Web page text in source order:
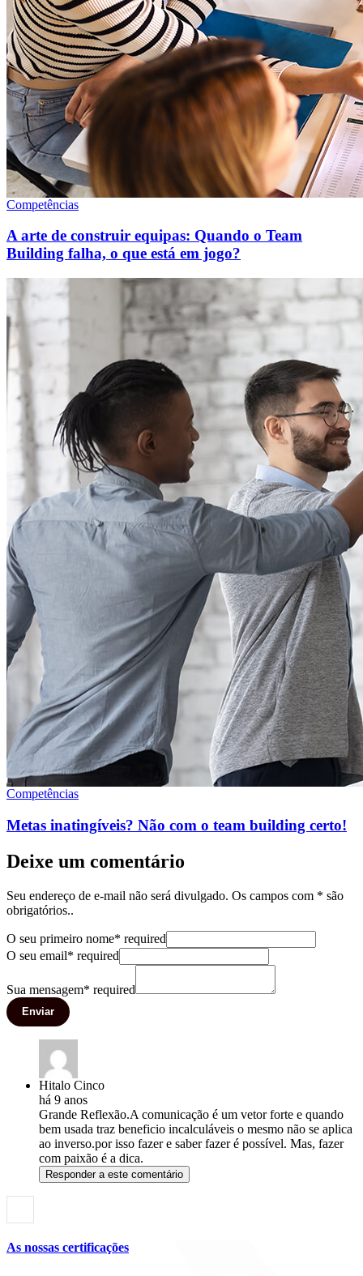
Competências
A arte de construir equipas: Quando o Team
Building falha, o que está em jogo?
Competências
Metas inatingíveis? Não com o team building certo!
Deixe um comentário
Seu endereço de e-mail não será divulgado. Os campos com * são
obrigatórios..
O seu primeiro nome* required
O seu email* required
Sua mensagem* required
Enviar
Hitalo Cinco
há 9 anos
Grande Reflexão.A comunicação é um vetor forte e quando
bem usada traz beneficio incalculáveis o mesmo não se aplica
ao inverso.por isso fazer e saber fazer é possível. Mas, fazer
com paixão é a dica.
Responder a este comentário
As nossas certificações